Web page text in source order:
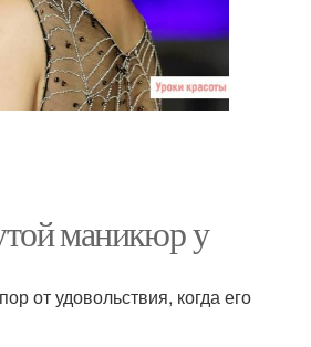
маникюр у
от удовольствия, когда его